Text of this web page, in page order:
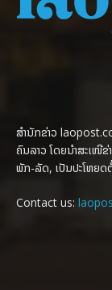
ສຳນັກຂ່າວ
ຄົນລາວ ໂດຍນຳສະເໜີ
ພັກ-ລັດ, ເປັນປະໂຫຍດ
Contact us: